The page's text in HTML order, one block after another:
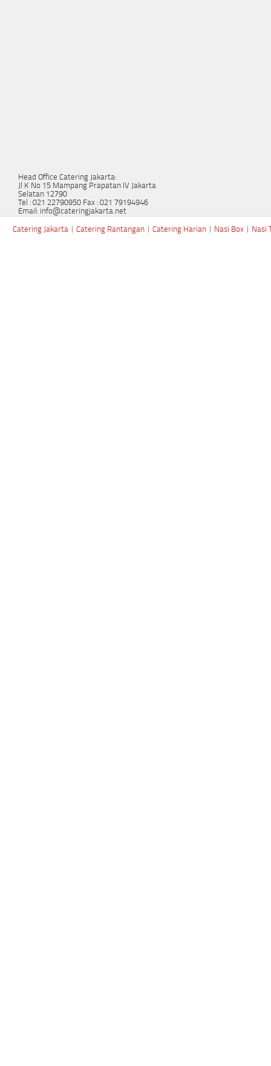
Head Office Catering Jakarta:
Jl K No 15 Mampang Prapatan IV Jakarta
Selatan 12790
Tel : 021 22790950 Fax : 021 79194946
Email: info@cateringjakarta.net
Catering Jakarta Catering Rantangan Catering Harian Nasi Box Nasi